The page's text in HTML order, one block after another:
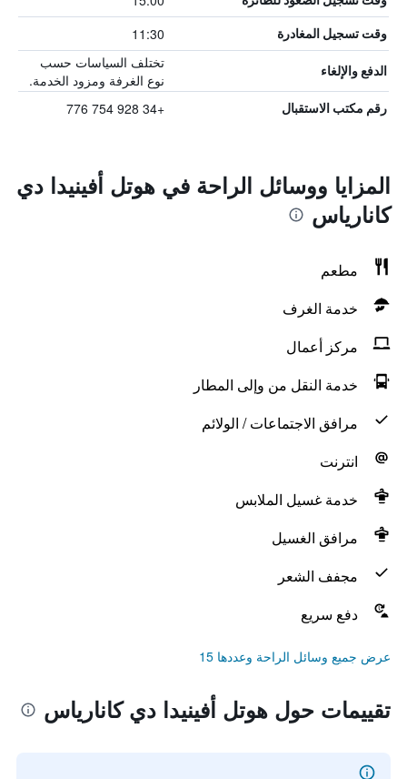
وقت تسجيل المغادرة 11:30
الدفع والإلغاء
تختلف السياسات حسب
نوع الغرفة ومزود الخدمة.
رقم مكتب الاستقبال +34 928 754 776
المزايا ووسائل الراحة في هوتل أفينيدا دي
كانارياس
مطعم
خدمة الغرف
مركز أعمال
خدمة النقل من وإلى المطار
مرافق الاجتماعات / الولائم
انترنت
خدمة غسيل الملابس
مرافق الغسيل
مجفف الشعر
دفع سريع
عرض جميع وسائل الراحة وعددها 15
تقييمات حول هوتل أفينيدا دي كانارياس